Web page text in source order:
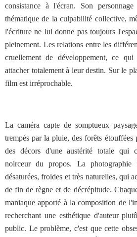
consistance à l'écran. Son
thématique de la culpabilité collective,
l'écriture ne lui donne pas toujours
pleinement. Les relations entre les
cruellement de développement, ce
attacher totalement à leur destin. Sur le
film est irréprochable.
La caméra capte de somptueux
trempés par la pluie, des forêts
des décors d'une austérité totale qui
noirceur du propos. La
désaturées, froides et très naturelles, qui
de fin de règne et de décrépitude.
maniaque apporté à la composition de
recherchant une esthétique d'auteur
public. Le problème, c'est que cette